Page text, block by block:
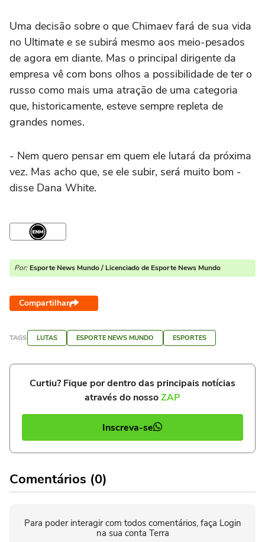
Uma decisão sobre o que Chimaev fará de sua vida
no Ultimate e se subirá mesmo aos meio-pesados
de agora em diante. Mas o principal dirigente da
empresa vê com bons olhos a possibilidade de ter o
russo como mais uma atração de uma categoria
que, historicamente, esteve sempre repleta de
grandes nomes.
- Nem quero pensar em quem ele lutará da próxima
vez. Mas acho que, se ele subir, será muito bom -
disse Dana White.
Por: Esporte News Mundo / Licenciado de Esporte News Mundo
Compartilhar
TAGS LUTAS ESPORTE NEWS MUNDO ESPORTES
Curtiu? Fique por dentro das principais notícias
através do nossoZAP
Inscreva-se
Comentários (0)
Para poder interagir com todos comentários, faça Login
na sua conta Terra